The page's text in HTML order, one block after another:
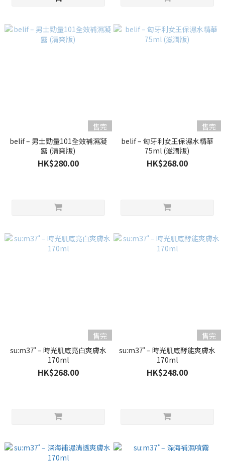
售完
belif – 男士勁量101全效補濕凝
露 (清爽版)
HK$280.00
售完
belif – 匈牙利女王保濕水精華
75ml (滋潤版)
HK$268.00
售完
su:m37˚ – 時光肌底亮白爽膚水
170ml
HK$268.00
售完
su:m37˚ – 時光肌底酵能爽膚水
170ml
HK$248.00